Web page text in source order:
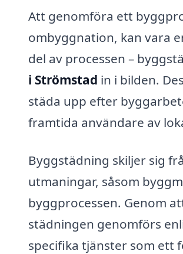
Att genomföra ett
ombyggnation, kan vara
del av processen –
i Strömstad in i bilden.
städa upp efter
framtida användare av
Byggstädning skiljer sig
utmaningar, såsom
byggprocessen. Genom
städningen genomförs
specifika tjänster som ett